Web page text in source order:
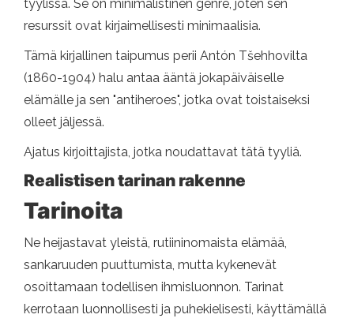
tyylissä. Se on minimalistinen genre, joten sen
resurssit ovat kirjaimellisesti minimaalisia.
Tämä kirjallinen taipumus perii Antón Tšehhovilta
(1860-1904) halu antaa ääntä jokapäiväiselle
elämälle ja sen "antiheroes", jotka ovat toistaiseksi
olleet jäljessä.
Ajatus kirjoittajista, jotka noudattavat tätä tyyliä.
Realistisen tarinan rakenne
Tarinoita
Ne heijastavat yleistä, rutiininomaista elämää,
sankaruuden puuttumista, mutta kykenevät
osoittamaan todellisen ihmisluonnon. Tarinat
kerrotaan luonnollisesti ja puhekielisesti, käyttämällä